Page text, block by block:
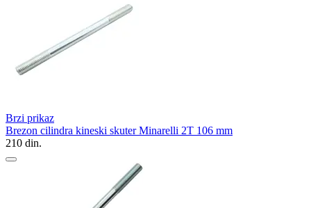
Brzi prikaz
Brezon cilindra kineski skuter Minarelli 2T 106 mm
210 din.